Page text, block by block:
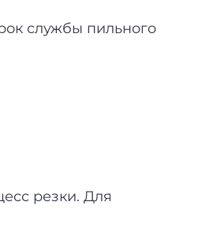
службы пильного
резки. Для